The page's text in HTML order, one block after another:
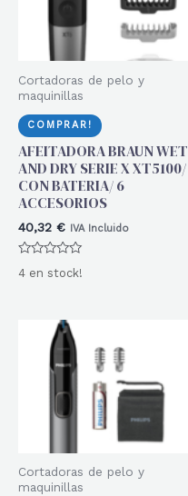
Cortadoras de pelo y
maquinillas
COMPRAR!
AFEITADORA BRAUN WET
AND DRY SERIE X XT5100/
CON BATERIA/ 6
ACCESORIOS
40,32 € IVA Incluido
con
4 en stock!
Cortadoras de pelo y
maquinillas